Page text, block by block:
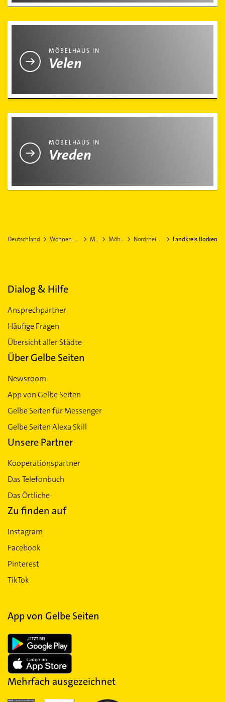
MÖBELHAUS IN
Velen
MÖBELHAUS IN
Vreden
Deutschland Wohnen & Einrichten Möbel Möbelhaus Nordrhein-Westfalen Landkreis Borken
Dialog & Hilfe
Ansprechpartner
Häufige Fragen
Übersicht aller Städte
Über Gelbe Seiten
Newsroom
App von Gelbe Seiten
Gelbe Seiten für Messenger
Gelbe Seiten Alexa Skill
Unsere Partner
Kooperationspartner
Das Telefonbuch
Das Örtliche
Zu finden auf
Instagram
Facebook
Pinterest
TikTok
App von Gelbe Seiten
Mehrfach ausgezeichnet